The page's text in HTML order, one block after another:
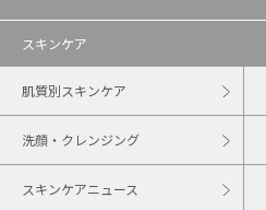
スキンケア
肌質別スキンケア
洗顔・クレンジング
スキンケアニュース